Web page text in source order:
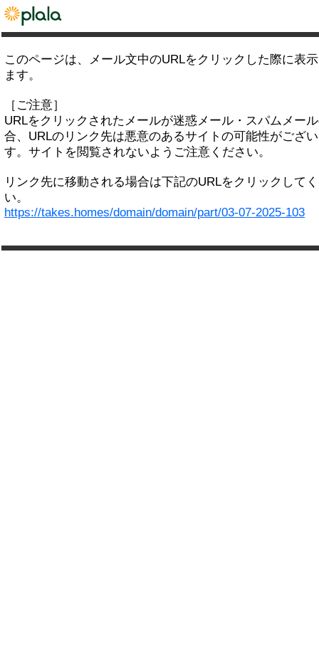
このページは、メール文中のURLをクリックした際に表
ます。
［ご注意］
URLをクリックされたメールが迷惑メール・スパムメー
合、URLのリンク先は悪意のあるサイトの可能性がござ
す。サイトを閲覧されないようご注意ください。
リンク先に移動される場合は下記のURLをクリックして
い。
https://takes.homes/domain/domain/part/03-07-2025-103